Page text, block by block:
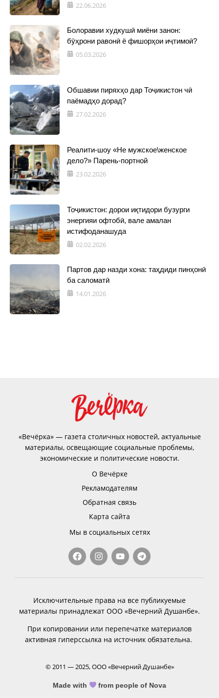
22.06.2026
Болоравии худкушӣ миёни занон:
бӯҳрони равонӣ ё фишорҳои иҷтимоӣ?
05.03.2026
Обшавии пиряхҳо дар Тоҷикистон чӣ
паёмадҳо дорад?
27.02.2026
Реалити-шоу «Не мужское\женское
дело?» Парень-портной
23.02.2026
Тоҷикистон: дорои иқтидори бузурги
энергияи офтобӣ, вале амалан
истифоданашуда
02.02.2026
Партов дар назди хона: таҳдиди пинҳонӣ
ба саломатӣ
14.01.2026
«Вечёрка» — газета столичных новостей, актуальные
материалы, освещающие социальные проблемы,
экономические и политические новости.
О Вечёрке
Рекламодателям
Обратная связь
Карта сайта
Мы в социальных сетях
Исключительные права на все публикуемые
материалы принадлежат ООО «Вечерний Душанбе».
При копировании или перепечатке материалов
активная гиперссылка на источник обязательна.
© 2011 — 2025, ООО «Вечерний Душанбе»
Made with from people of Nova